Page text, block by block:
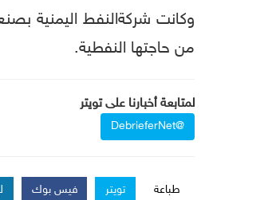
من حاجتها النفطية.
لمتابعة أخبارنا على تويتر
@DebrieferNet
طباعة تويتر فيس بوك